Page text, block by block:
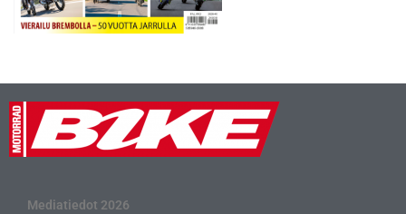
Mediatiedot 2026